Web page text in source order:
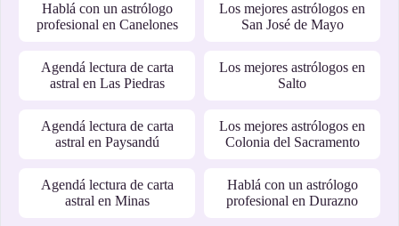
Hablá con un astrólogo
profesional en Canelones
Los mejores astrólogos en
San José de Mayo
Agendá lectura de carta
astral en Las Piedras
Los mejores astrólogos en
Salto
Agendá lectura de carta
astral en Paysandú
Los mejores astrólogos en
Colonia del Sacramento
Agendá lectura de carta
astral en Minas
Hablá con un astrólogo
profesional en Durazno